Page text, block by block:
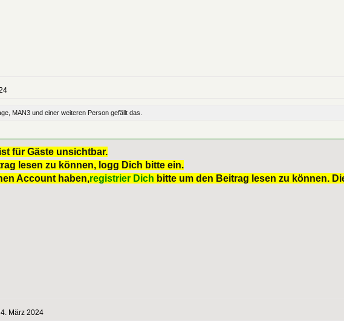
MAN3 und einer weiteren Person gefällt das.
für Gäste unsichtbar.
lesen zu können, logg Dich bitte ein.
Account haben,registrier Dich bitte um den Beitrag lesen zu können.
März 2024